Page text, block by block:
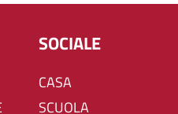
SOCIALE
CASA
SCUOLA